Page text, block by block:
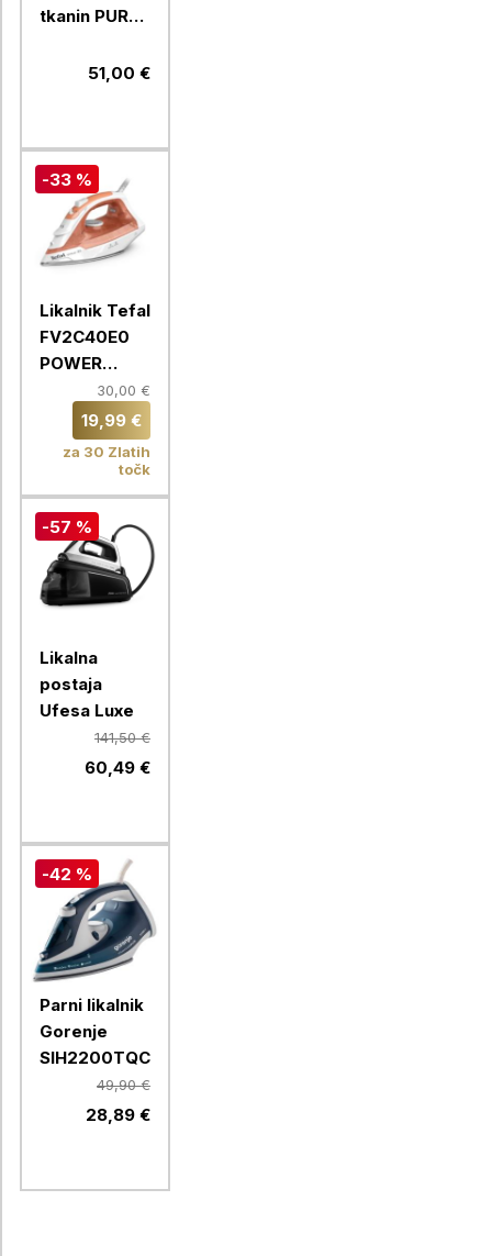
tkanin PURE
DT2022E1,
51,00 €
-33 %
Likalnik Tefal
FV2C40E0
POWER
VIRTUO30,00 €
19,99 €
za 30 Zlatih
točk
-57 %
Likalna
postaja
Ufesa Luxe
141,50 €
60,49 €
-42 %
Parni likalnik
Gorenje
SIH2200TQC
49,90 €
28,89 €